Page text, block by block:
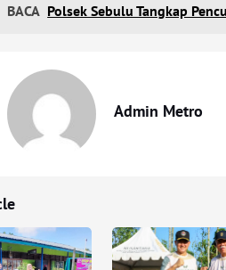
BACA Polsek Sebulu Tangkap
Admin Metro